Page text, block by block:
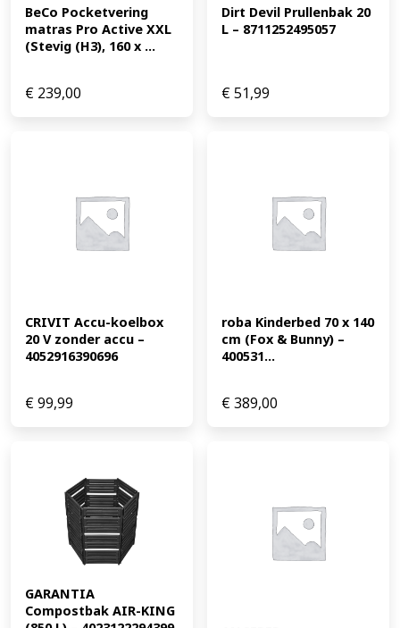
BeCo Pocketvering
matras Pro Active XXL
(Stevig (H3), 160 x ...
€ 239,00
Dirt Devil Prullenbak 20
L – 8711252495057
€51,99
CRIVIT Accu-koelbox
20 V zonder accu –
4052916390696
€99,99
roba Kinderbed 70 x 140
cm (Fox & Bunny) –
400531...
€389,00
GARANTIA
Compostbak AIR-KING